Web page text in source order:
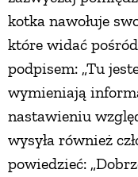
kotka nawołuje
które widać
podpisem: „Tu
wymieniają
nastawieniu
wysyła również
powiedzieć: